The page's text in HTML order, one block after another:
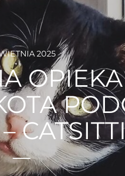
2025